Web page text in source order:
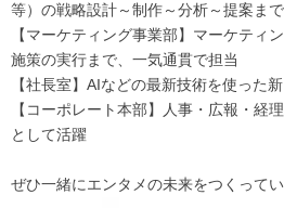
等）の戦略設計～制作～分析～提案ま
【マーケティング事業部】マーケティ
施策の実行まで、一気通貫で担当
【社長室】AIなどの最新技術を使った
【コーポレート本部】人事・広報・経
として活躍
ぜひ一緒にエンタメの未来をつくってい